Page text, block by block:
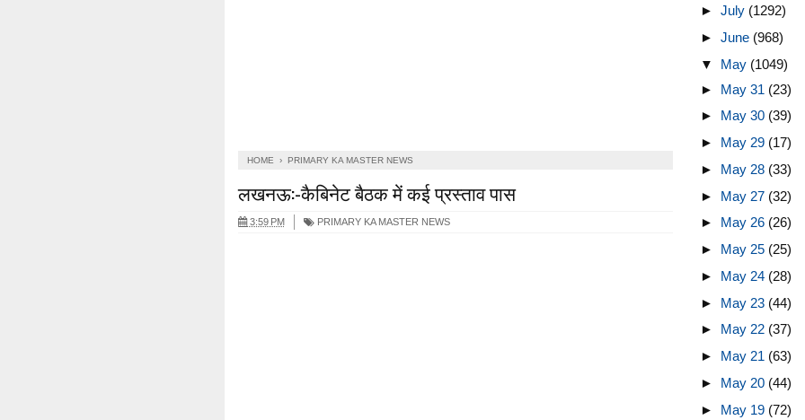
HOME › PRIMARY KA MASTER NEWS
लखनऊ:-कैबिनेट बैठक में कई प्रस्ताव पास
3:59 PM PRIMARY KA MASTER NEWS
► July (1292)
► June (968)
▼ May (1049)
► May 31 (23)
► May 30 (39)
► May 29 (17)
► May 28 (33)
► May 27 (32)
► May 26 (26)
► May 25 (25)
► May 24 (28)
► May 23 (44)
► May 22 (37)
► May 21 (63)
► May 20 (44)
► May 19 (72)